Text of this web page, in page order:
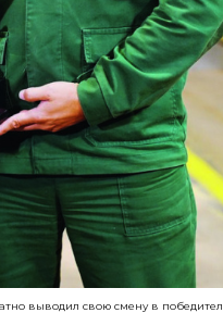
выводил свою смену в